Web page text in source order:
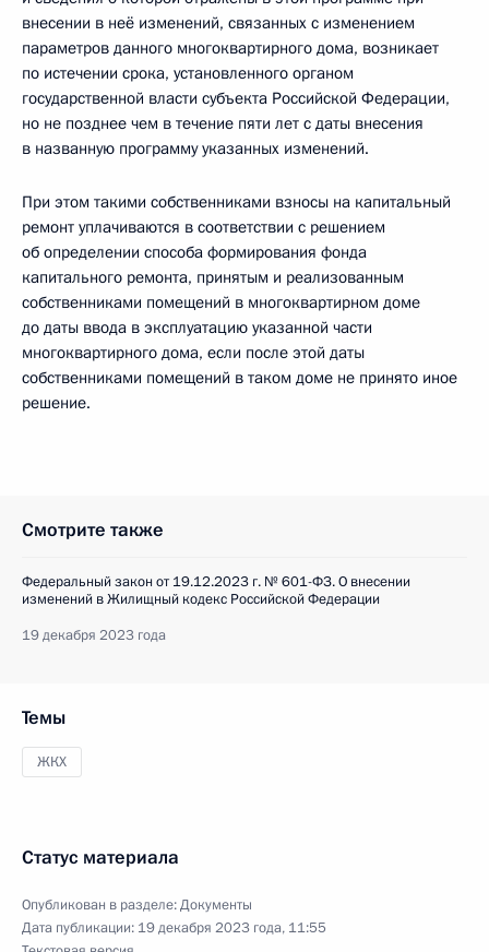
внесении в неё изменений, связанных с изменением
параметров данного многоквартирного дома, возникает
по истечении срока, установленного органом
государственной власти субъекта Российской Федерации,
но не позднее чем в течение пяти лет с даты внесения
в названную программу указанных изменений.
При этом такими собственниками взносы на капитальный
ремонт уплачиваются в соответствии с решением
об определении способа формирования фонда
капитального ремонта, принятым и реализованным
собственниками помещений в многоквартирном доме
до даты ввода в эксплуатацию указанной части
многоквартирного дома, если после этой даты
собственниками помещений в таком доме не принято иное
решение.
Смотрите также
Федеральный закон от 19.12.2023 г. № 601-ФЗ. О внесении
изменений в Жилищный кодекс Российской Федерации
19 декабря 2023 года
Темы
ЖКХ
Статус материала
Опубликован в разделе:Документы
Дата публикации: 19 декабря 2023 года, 11:55